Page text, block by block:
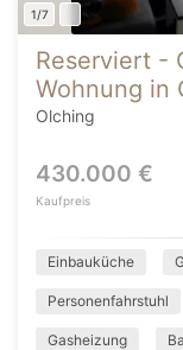
1/7
Reserviert -
Wohnung in
Olching
430.000 €
Kaufpreis
Einbauküche
Personenfahrstuhl
Gasheizung